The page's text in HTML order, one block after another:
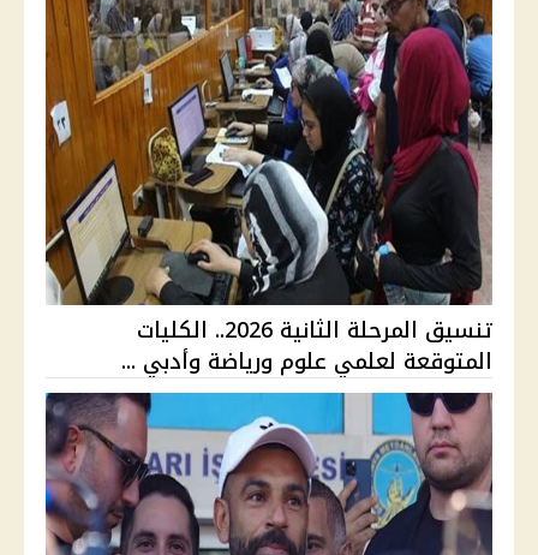
تنسيق المرحلة الثانية 2026.. الكليات
المتوقعة لعلمي علوم ورياضة وأدبي ...